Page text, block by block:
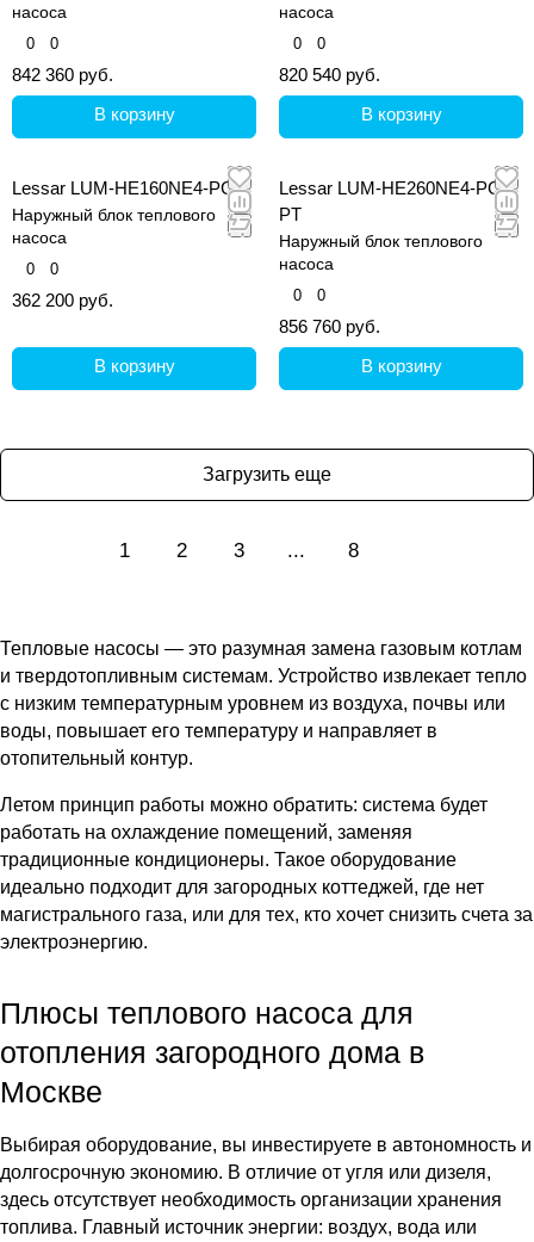
насоса
0 0
842 360 руб.
В корзину
насоса
0 0
820 540 руб.
В корзину
Lessar LUM-HE160NE4-PC
Наружный блок теплового
насоса
0 0
362 200 руб.
В корзину
Lessar LUM-HE260NE4-PC-
PT
Наружный блок теплового
насоса
0 0
856 760 руб.
В корзину
Загрузить еще
1 2 3 ... 8
Тепловые насосы — это разумная замена газовым котлам
и твердотопливным системам. Устройство извлекает тепло
с низким температурным уровнем из воздуха, почвы или
воды, повышает его температуру и направляет в
отопительный контур.
Летом принцип работы можно обратить: система будет
работать на охлаждение помещений, заменяя
традиционные кондиционеры. Такое оборудование
идеально подходит для загородных коттеджей, где нет
магистрального газа, или для тех, кто хочет снизить счета за
электроэнергию.
Плюсы теплового насоса для
отопления загородного дома в
Москве
Выбирая оборудование, вы инвестируете в автономность и
долгосрочную экономию. В отличие от угля или дизеля,
здесь отсутствует необходимость организации хранения
топлива. Главный источник энергии: воздух, вода или